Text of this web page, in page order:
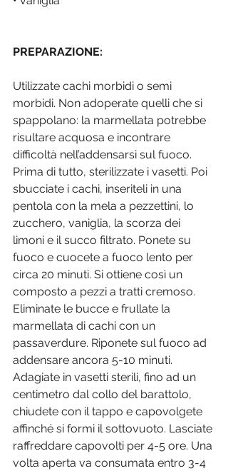
PREPARAZIONE:
Utilizzate cachi morbidi o semi
morbidi. Non adoperate quelli che si
spappolano: la marmellata potrebbe
risultare acquosa e incontrare
difficoltà nell’addensarsi sul fuoco.
Prima di tutto, sterilizzate i vasetti. Poi
sbucciate i cachi, inseriteli in una
pentola con la mela a pezzettini, lo
zucchero, vaniglia, la scorza dei
limoni e il succo filtrato. Ponete su
fuoco e cuocete a fuoco lento per
circa 20 minuti. Si ottiene così un
composto a pezzi a tratti cremoso.
Eliminate le bucce e frullate la
marmellata di cachi con un
passaverdure. Riponete sul fuoco ad
addensare ancora 5-10 minuti.
Adagiate in vasetti sterili, fino ad un
centimetro dal collo del barattolo,
chiudete con il tappo e capovolgete
affinché si formi il sottovuoto. Lasciate
raffreddare capovolti per 4-5 ore. Una
volta aperta va consumata entro 3-4